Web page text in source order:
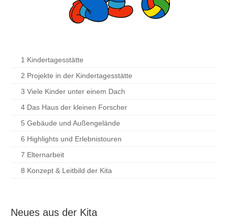
1 Kindertagesstätte
2 Projekte in der Kindertagesstätte
3 Viele Kinder unter einem Dach
4 Das Haus der kleinen Forscher
5 Gebäude und Außengelände
6 Highlights und Erlebnistouren
7 Elternarbeit
8 Konzept & Leitbild der Kita
Neues aus der Kita